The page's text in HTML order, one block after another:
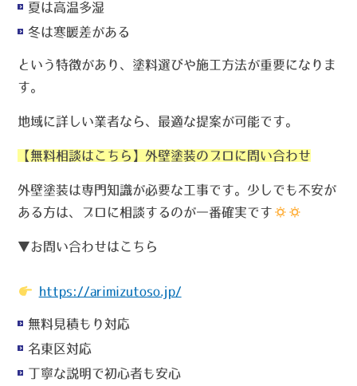
夏は高温多湿
冬は寒暖差がある
という特徴があり、塗料選びや施工方法が重要になりま
す。
地域に詳しい業者なら、最適な提案が可能です。
【無料相談はこちら】外壁塗装のプロに問い合わせ
外壁塗装は専門知識が必要な工事です。少しでも不安が
ある方は、プロに相談するのが一番確実です
▼お問い合わせはこちら
https://arimizutoso.jp/
無料見積もり対応
名東区対応
丁寧な説明で初心者も安心